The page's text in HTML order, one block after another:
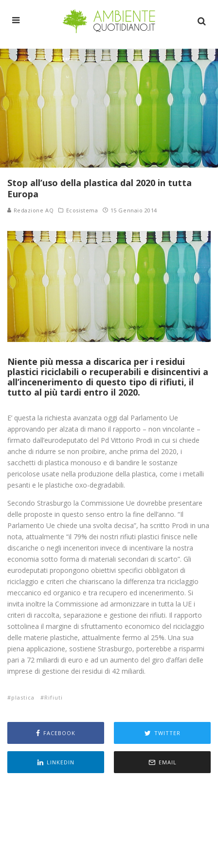
Stop all’uso della plastica dal 2020 in tutta
Europa
Redazione AQ Ecosistema 15 Gennaio 2014
Niente più messa a discarica per i residui
plastici riciclabili o recuperabili e disincentivi a
all’incenerimento di questo tipo di rifiuti, il
tutto al più tardi entro il 2020.
E’ questa la richiesta avanzata oggi dal Parlamento Ue
approvando per alzata di mano il rapporto – non vincolante –
firmato dall’eurodeputato del Pd Vittorio Prodi in cui si chiede
anche di ridurre se non proibire, anche prima del 2020, i
sacchetti di plastica monouso e di bandire le sostanze
pericolose usate nella produzione della plastica, come i metalli
pesanti e le plastiche oxo-degradabili.
Secondo Strasburgo la Commissione Ue dovrebbe presentare
delle proposte in questo senso entro la fine dell’anno. “Il
Parlamento Ue chiede una svolta decisa”, ha scritto Prodi in una
nota, attualmente “il 79% dei nostri rifiuti plastici finisce nelle
discariche o negli inceneritori invece di incentivare la nostra
economia sotto forma di materiali secondari di scarto”. Gli
eurodeputati propongono obiettivi specifici obbligatori di
riciclaggio e criteri che chiariscano la differenza tra riciclaggio
meccanico ed organico e tra recupero ed incenerimento. Si
invita inoltre la Commissione ad armonizzare in tutta la UE i
criteri di raccolta, separazione e gestione dei rifiuti. Il rapporto
sottolinea il margine di sfruttamento economico del riciclaggio
delle materie plastiche, attualmente fermo al 25%. Una sua
piena applicazione, sostiene Strasburgo, porterebbe a risparmi
pari a 72 miliardi di euro e ad un aumento del giro d’affari delle
imprese di gestione dei residui di 42 miliardi.
plastica Rifiuti
FACEBOOK TWITTER
LINKEDIN EMAIL